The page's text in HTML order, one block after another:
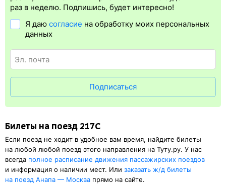
упрощает жизнь пассажиру. Её плюс в том, что не обязательно
Электронная регистрация доступна почти для всех заказов,
исключение составляют поезда
личности, указанный в электронном жд билете. А в случае
отсутствия электронной регистрации еще и распечатка
посадочного купона.
раз в неделю. Подпишись, будет интересно!
Я даю согласие на обработку моих персональных
данных
Подписаться
Билеты на поезд 217С
Если поезд не ходит в удобное вам время, найдите билеты
на любой любой поезд этого направления на Туту.ру. У нас
всегда полное расписание движения пассажирских поездов
и информация о наличии мест. Или заказать ж/д билеты
на поезд Анапа — Москва прямо на сайте.